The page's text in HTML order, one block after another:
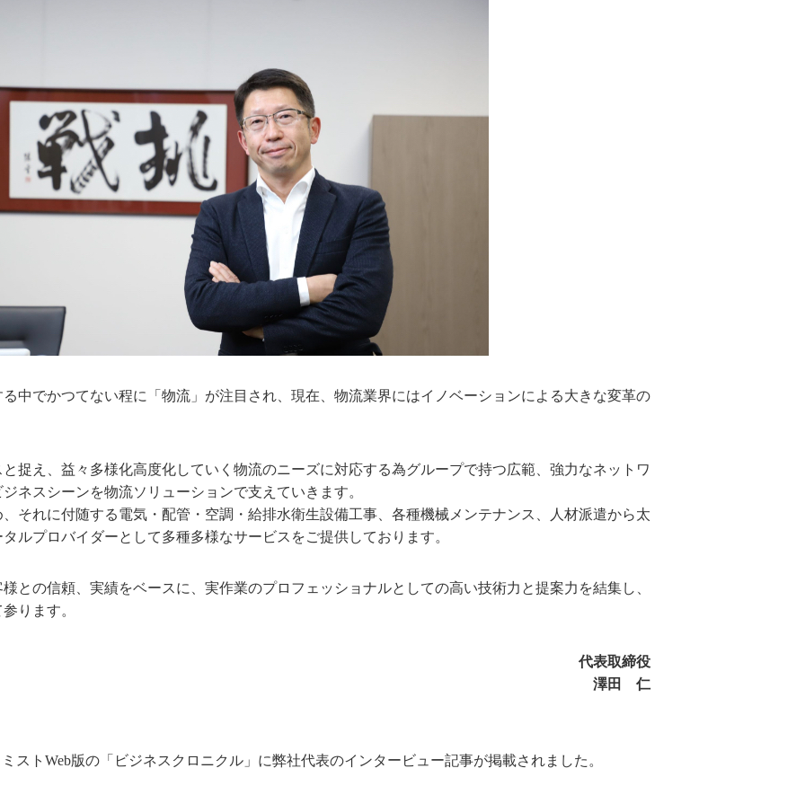
中でかつてない程に「物流」が注目され、現在、物流業界にはイノベーションによる大きな変革の
捉え、益々多様化高度化していく物流のニーズに対応する為グループで持つ広範、強力なネットワ
ネスシーンを物流ソリューションで支えていきます。
それに付随する電気・配管・空調・給排水衛生設備工事、各種機械メンテナンス、人材派遣から太
ルプロバイダーとして多種多様なサービスをご提供しております。
との信頼、実績をベースに、実作業のプロフェッショナルとしての高い技術力と提案力を結集し、
ります。
代表取締役
澤田 仁
ストWeb版の「ビジネスクロニクル」に弊社代表のインタービュー記事が掲載されました。